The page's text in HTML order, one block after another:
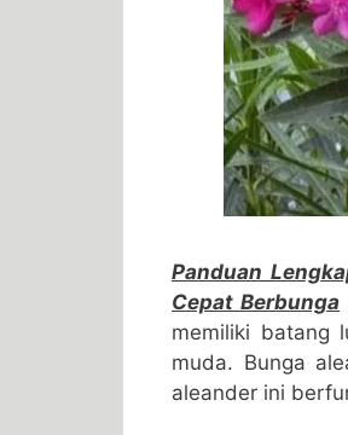
Panduan
Cepat Berbunga
memiliki batang
muda. Bunga
aleander ini